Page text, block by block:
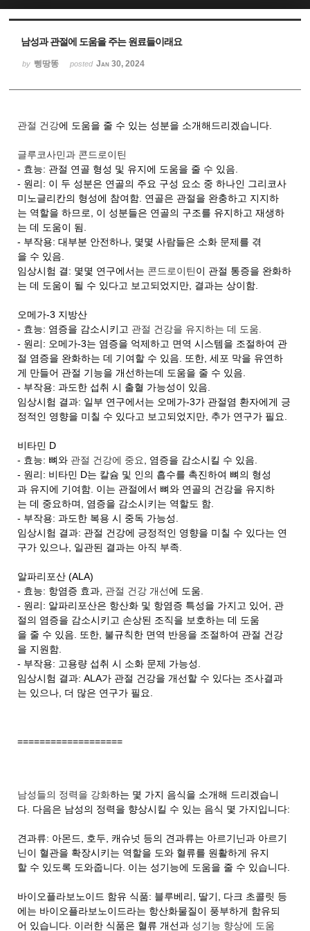
남성과 관절에 도움을 주는 원료들이래요
by 삥땅똥 posted Jan 30, 2024
관절 건강에 도움을 줄 수 있는 성분을 소개해드리겠습니다.
글루코사민과 콘드로이틴
- 효능: 관절 연골 형성 및 유지에 도움을 줄 수 있음.
- 원리: 이 두 성분은 연골의 주요 구성 요소 중 하나인 그리코사
미노글리칸의 형성에 참여함. 연골은 관절을 완충하고 지지하
는 역할을 하므로, 이 성분들은 연골의 구조를 유지하고 재생하
는 데 도움이 됨.
- 부작용: 대부분 안전하나, 몇몇 사람들은 소화 문제를 겪
을 수 있음.
임상시험 결: 몇몇 연구에서는 콘드로이틴이 관절 통증을 완화하
는 데 도움이 될 수 있다고 보고되었지만, 결과는 상이함.
오메가-3 지방산
- 효능: 염증을 감소시키고 관절 건강을 유지하는 데 도움.
- 원리: 오메가-3는 염증을 억제하고 면역 시스템을 조절하여 관
절 염증을 완화하는 데 기여할 수 있음. 또한, 세포 막을 유연하
게 만들어 관절 기능을 개선하는데 도움을 줄 수 있음.
- 부작용: 과도한 섭취 시 출혈 가능성이 있음.
임상시험 결과: 일부 연구에서는 오메가-3가 관절염 환자에게 긍
정적인 영향을 미칠 수 있다고 보고되었지만, 추가 연구가 필요.
비타민 D
- 효능: 뼈와 관절 건강에 중요
, 염증을 감소시킬 수 있음.
- 원리: 비타민 D는 칼슘 및 인의 흡수를 촉진하여 뼈의 형성
과 유지에 기여함. 이는 관절에서 뼈와 연골의 건강을 유지하
는 데 중요하며, 염증을 감소시키는 역할도 함.
- 부작용: 과도한 복용 시 중독 가능성.
임상시험 결과: 관절 건강에 긍정적인 영향을 미칠 수 있다는 연
구가 있으나, 일관된 결과는 아직 부족.
알파리포산 (ALA)
- 효능: 항염증 효과, 관절 건강 개선에 도움.
- 원리: 알파리포산은 항산화 및 항염증 특성을 가지고 있어, 관
절의 염증을 감소시키고 손상된 조직을 보호하는 데 도움
을 줄 수 있음. 또한, 불규칙한 면역 반응을 조절하여 관절 건강
을 지원함.
- 부작용: 고용량 섭취 시 소화 문제 가능성.
임상시험 결과: ALA가 관절 건강을 개선할 수 있다는 조사결과
는 있으나, 더 많은 연구가 필요.
===================
남성들의 정력을 강화하는 몇 가지 음식을 소개해 드리겠습니
다. 다음은 남성의 정력을 향상시킬 수 있는 음식 몇 가지입니다:
견과류: 아몬드, 호두, 캐슈넛 등의 견과류는 아르기닌과 아르기
닌이 혈관을 확장시키는 역할을 도와 혈류를 원활하게 유지
할 수 있도록 도와줍니다. 이는 성기능에 도움을 줄 수 있습니다.
바이오플라보노이드 함유 식품: 블루베리, 딸기, 다크 초콜릿 등
에는 바이오플라보노이드라는 항산화물질이 풍부하게 함유되
어 있습니다. 이러한 식품은 혈류 개선과 성기능 향상에 도움
Sketchbook5, 스케치북5